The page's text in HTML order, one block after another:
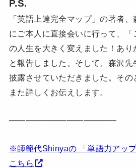
P.S.
「英語上達完全マップ」の著者
にご本人に直接会いに行って、
の人生を大きく変えました！あり
と報告しました。そして、森沢
披露させていただきました。その
また詳しくお伝えします。
—————————————
※師範代Shinyaの 「単語力アッ
こちら